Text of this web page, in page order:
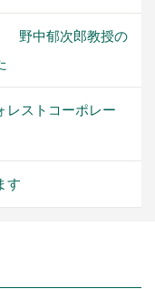
野中郁次郎教授の
レストコーポレー
す